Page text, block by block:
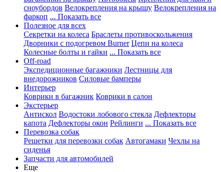
сноубордов Велокрепления на крышу Велокрепления на
фаркоп ... Показать все
Полезное для всех
Секретки на колеса Браслеты противоскольжения
Дворники с подогревом Burner Цепи на колеса
Колесные болты и гайки ... Показать все
Off-road
Экспедиционные багажники Лестницы для
внедорожников Силовые бамперы
Интерьер
Коврики в багажник Коврики в салон
Экстерьер
Антискол Водостоки лобового стекла Дефлекторы
капота Дефлекторы окон Рейлинги ... Показать все
Перевозка собак
Решетки для перевозки собак Автогамаки Чехлы на
сиденья
Запчасти для автомобилей
Еще